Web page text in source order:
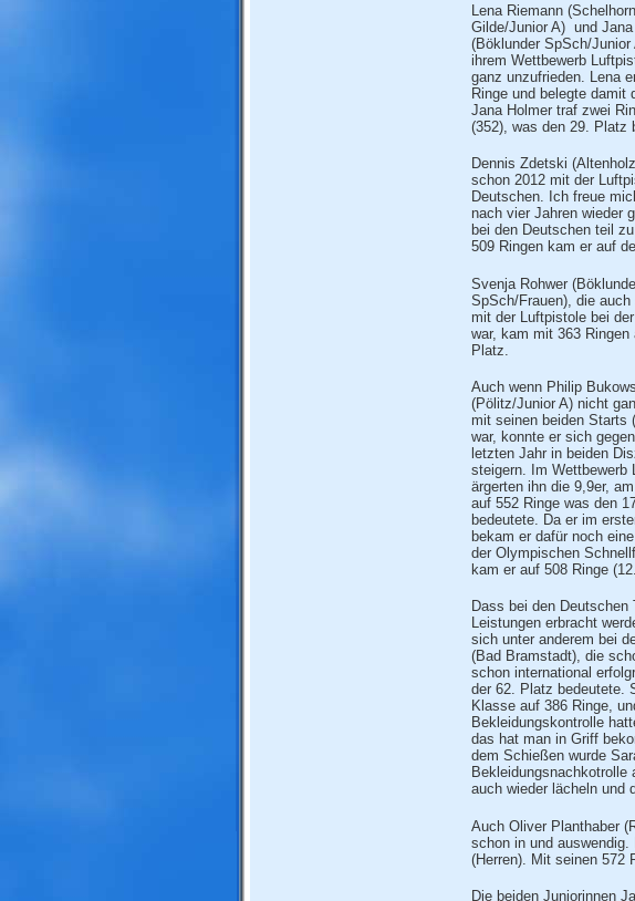
Lena Riemann
Gilde/Junior A) und
(Böklunder SpSch/Junior
ihrem Wettbewerb
ganz unzufrieden. Lena
Ringe und belegte damit
Jana Holmer traf zwei
(352), was den 29. Platz
Dennis Zdetski
schon 2012 mit der
Deutschen. Ich freue
nach vier Jahren wieder
bei den Deutschen teil
509 Ringen kam er auf
Svenja Rohwer
SpSch/Frauen), die auch
mit der Luftpistole bei
war, kam mit 363 Ringen
Platz.
Auch wenn Philip
(Pölitz/Junior A) nicht
mit seinen beiden Starts
war, konnte er sich
letzten Jahr in beiden
steigern. Im Wettbewerb
ärgerten ihn die 9,9er,
auf 552 Ringe was den
bedeutete. Da er im
bekam er dafür noch
der Olympischen
kam er auf 508 Ringe
Dass bei den Deutschen
Leistungen erbracht
sich unter anderem bei
(Bad Bramstadt), die
schon international
der 62. Platz bedeutete.
Klasse auf 386 Ringe,
Bekleidungskontrolle
das hat man in Griff
dem Schießen wurde
auch wieder lächeln und
Auch Oliver Planthaber
schon in und
(Herren). Mit seinen 572
Die beiden Juniorinnen